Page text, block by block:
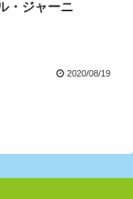
・ジャーニ
2020/08/19